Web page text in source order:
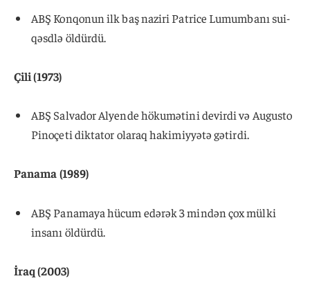
ABŞ Konqonun ilk baş naziri Patrice Lumumbanı sui-
qəsdlə öldürdü.
Çili (1973)
ABŞ Salvador Alyende hökumətini devirdi və Augusto
Pinoçeti diktator olaraq hakimiyyətə gətirdi.
Panama (1989)
ABŞ Panamaya hücum edərək 3 mindən çox mülki
insanı öldürdü.
İraq (2003)